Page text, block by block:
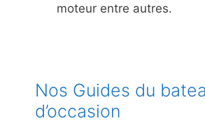
moteur entre autres.
Nos Guides du
d’occasion